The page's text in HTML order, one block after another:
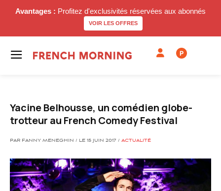
Avantages : Profitez d'exclusivités réservées aux abonnés
VOIR LES OFFRES
P
Yacine Belhousse, un comédien globe-
trotteur au French Comedy Festival
PAR FANNY MENEGHIN / LE 15 JUIN 2017 / ACTUALITÉ